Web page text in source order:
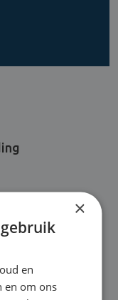
veel goesting om
kennis met
Hier gaat gericht
oplossing. Of
op de bal en
×
en
en om ons